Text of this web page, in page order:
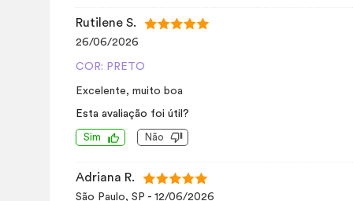
Rutilene S.
26/06/2026
COR: PRETO
Excelente, muito boa
Esta avaliação foi útil?
Sim Não
Adriana R.
São Paulo, SP - 12/06/2026